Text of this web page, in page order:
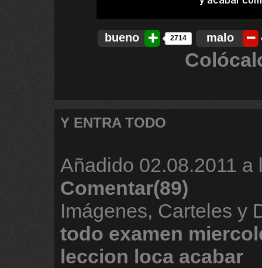
bueno 2714 malo
Y ENTRA TODO
Añadido 02.08.2011 a
Comentar(89)
Imágenes, Carteles y
todo examen
leccion loca acabar